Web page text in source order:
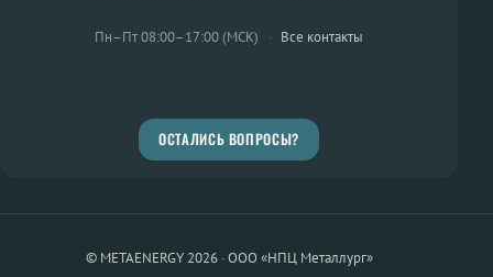
Пн–Пт 08:00–17:00 (МСК) · Все контакты
ОСТАЛИСЬ ВОПРОСЫ?
© METAENERGY 2026 · ООО «НПЦ Металлург»